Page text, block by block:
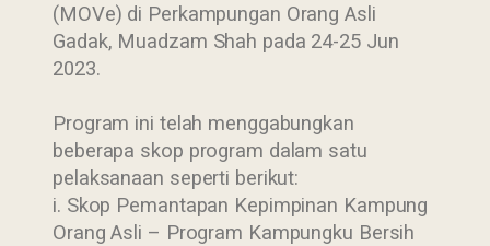
(MOVe) di Perkampungan Orang Asli
Gadak, Muadzam Shah pada 24-25 Jun
2023.
Program ini telah menggabungkan
beberapa skop program dalam satu
pelaksanaan seperti berikut:
i. Skop Pemantapan Kepimpinan Kampung
Orang Asli – Program Kampungku Bersih